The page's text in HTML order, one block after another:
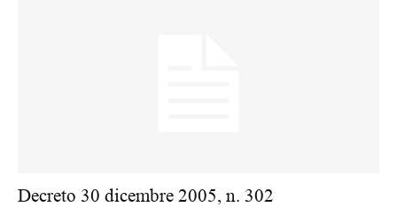
Decreto 30 dicembre 2005, n. 302